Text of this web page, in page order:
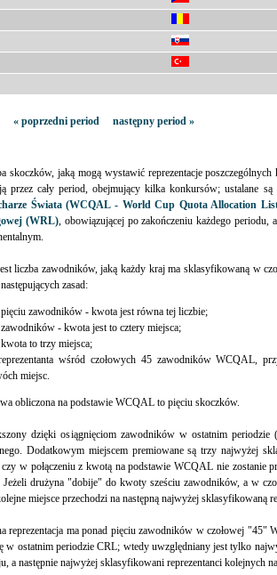
« poprzedni period następny period »
skoczków, jaką mogą wystawić reprezentacje
przez cały period, obejmujący kilka konkursów; ustalane są
Świata (WCQAL - World Cup Quota Allocation
(WRL), obowiązującej po zakończeniu każdego periodu,
liczba zawodników, jaką każdy kraj ma sklasyfikowaną w
zasad:
zawodników - kwota jest równa tej liczbie;
- kwota jest to cztery miejsca;
to trzy miejsca;
wśród czołowych 45 zawodników WCQAL,
miejsc.
obliczona na podstawie WCQAL to pięciu skoczków.
dzięki osiągnięciom zawodników w ostatnim periodzie
Dodatkowym miejscem premiowane są trzy najwyżej
w połączeniu z kwotą na podstawie WCQAL nie zostanie
drużyna "dobije" do kwoty sześciu zawodników, a w
miejsce przechodzi na następną najwyżej sklasyfikowaną
reprezentacja ma ponad pięciu zawodników w czołowej "45"
w ostatnim periodzie CRL; wtedy uwzględniany jest tylko
a następnie najwyżej sklasyfikowani reprezentanci kolejnych